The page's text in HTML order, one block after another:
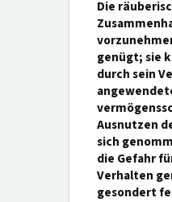
Die
genügt; sie
durch sein
Ausnutzen
sich
die Gefahr
Verhalten
gesondert